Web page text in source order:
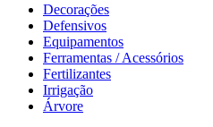
Decorações
Defensivos
Equipamentos
Ferramentas / Acessórios
Fertilizantes
Irrigação
Árvore